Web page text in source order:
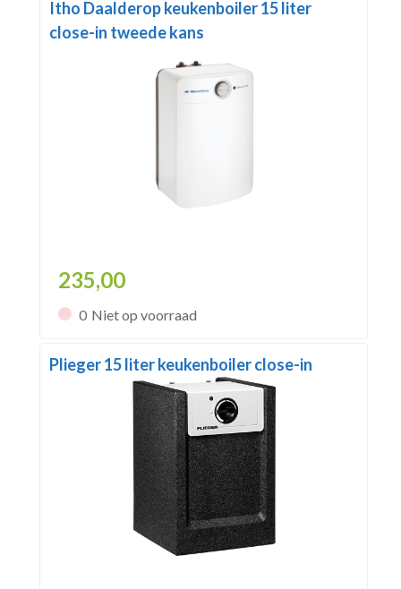
Itho Daalderop keukenboiler 15 liter
close-in tweede kans
235,00
0 Niet op voorraad
Plieger 15 liter keukenboiler close-in